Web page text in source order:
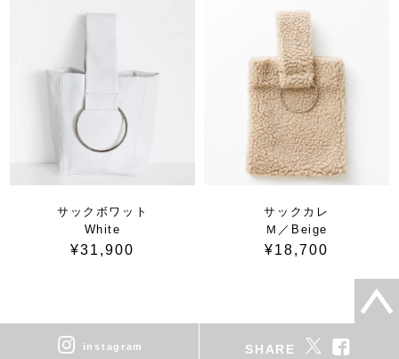
サックボワット
White
¥31,900
サックカレ
Ｍ／Beige
¥18,700
instagram SHARE